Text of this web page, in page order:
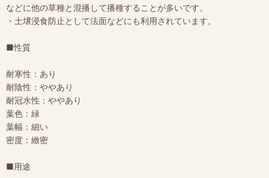
などに他の草種と混播して播種することが多いです。
・土壌浸食防止として法面などにも利用されています。
■性質
耐寒性：あり
耐陰性：ややあり
耐冠水性：ややあり
葉色：緑
葉幅：細い
密度：緻密
■用途